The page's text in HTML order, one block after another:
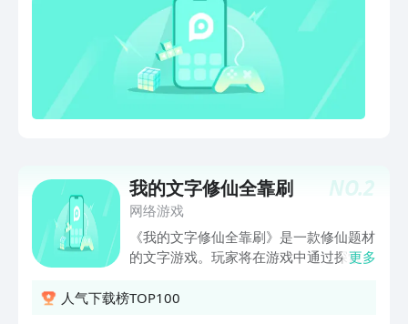
NO.2
我的文字修仙全靠刷
网络游戏
《我的文字修仙全靠刷》是一款修仙题材
的文字游戏。玩家将在游戏中通过探索秘
等玩法来不断提升游戏练度。刷起来吧，
更多
人气下载榜TOP100